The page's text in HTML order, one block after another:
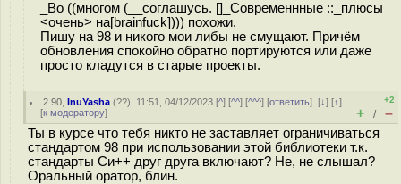
_Во ((многом (__соглашусь. []_Современнные ::_плюсы
<очень> на[brainfuck]))) похожи.
Пишу на 98 и никого мои либы не смущают. Причём
обновления спокойно обратно портируются или даже
просто кладутся в старые проекты.
2.90 ,InuYasha (??), 11:51, 04/12/2023 [^] [^^] [^^^] [ответить][↓] [↑]
[к модератору]
+2
+ / –
Ты в курсе что тебя никто не заставляет ограничиваться
стандартом 98 при использовании этой библиотеки т.к.
стандарты Си++ друг друга включают? Не, не слышал?
Оральный оратор, блин.